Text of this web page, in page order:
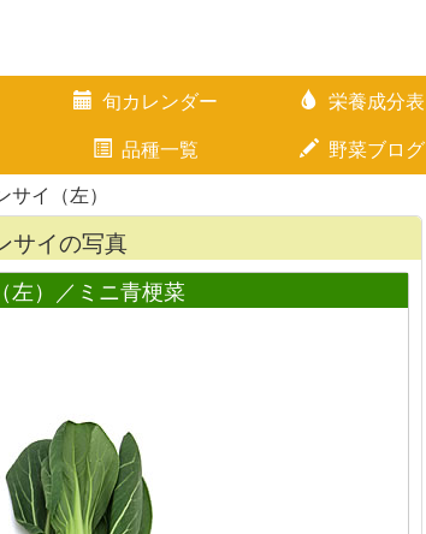
旬カレンダー 栄養成分表
品種一覧 野菜ブログ
イ（左）
サイの写真
左）／ミニ青梗菜